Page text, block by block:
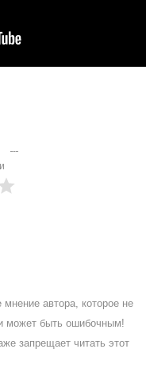
автора, которое не
может быть ошибочным!
запрещает читать этот